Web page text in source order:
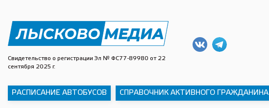
Свидетельство о регистрации Эл № ФС77-89980 от 22
сентября 2025 г.
РАСПИСАНИЕ АВТОБУСОВ СПРАВОЧНИК АКТИВНОГО ГРАЖДАНИНА